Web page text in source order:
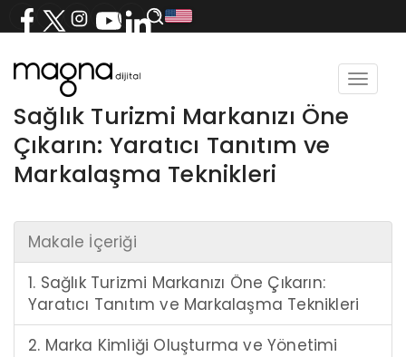
Toggle
Sağlık Turizmi Markanızı Öne
Çıkarın: Yaratıcı Tanıtım ve
Markalaşma Teknikleri
Makale İçeriği
1. Sağlık Turizmi Markanızı Öne Çıkarın:
Yaratıcı Tanıtım ve Markalaşma Teknikleri
2. Marka Kimliği Oluşturma ve Yönetimi